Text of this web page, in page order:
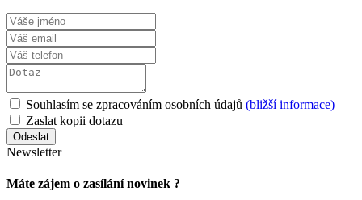
Souhlasím se zpracováním osobních údajů (bližší informace)
Zaslat kopii dotazu
Newsletter
Máte zájem o zasílání novinek ?